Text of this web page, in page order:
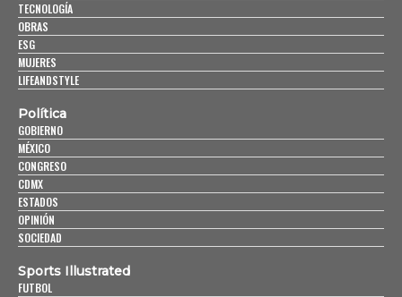
TECNOLOGÍA
OBRAS
ESG
MUJERES
LIFEANDSTYLE
Política
GOBIERNO
MÉXICO
CONGRESO
CDMX
ESTADOS
OPINIÓN
SOCIEDAD
Sports Illustrated
FUTBOL